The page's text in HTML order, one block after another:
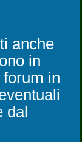
anche
in
in
dal